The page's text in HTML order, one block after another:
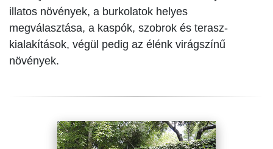
illatos növények, a burkolatok helyes
megválasztása, a kaspók, szobrok és terasz-
kialakítások, végül pedig az élénk virágszínű
növények.